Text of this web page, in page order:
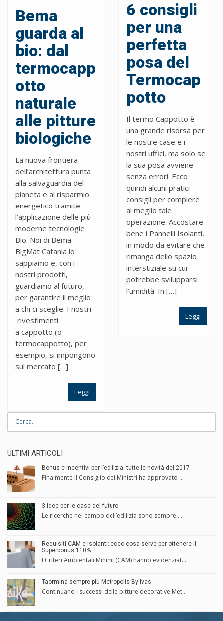
6 consigli
per una
perfetta
posa del
Termocap
potto
Il termo Cappotto è
una grande risorsa per
le nostre case e i
nostri uffici, ma solo se
la sua posa avviene
senza errori. Ecco
quindi alcuni pratici
consigli per compiere
al meglio tale
operazione. Accostare
bene i Pannelli Isolanti,
in modo da evitare che
rimanga dello spazio
interstiziale su cui
potrebbe svilupparsi
l’umidità. In […]
Leggi
Bema
guarda al
bio: dal
termocapp
otto
naturale
alle pitture
biologiche
La nuova frontiera
dell’architettura punta
alla salvaguardia del
pianeta e al risparmio
energetico tramite
l’applicazione delle più
moderne tecnologie
Bio. Noi di Bema
BigMat Catania lo
sappiamo e, con i
nostri prodotti,
guardiamo al futuro,
per garantire il meglio
a chi ci sceglie. I nostri
rivestimenti
a cappotto (o
termocappotto), per
esempio, si impongono
sul mercato […]
Leggi
ULTIMI ARTICOLI
Bonus e incentivi per l’edilizia: tutte le novità del 2017
Finalmente il Consiglio dei Ministri ha approvato ...
3 idee per le case del futuro
Le ricerche nel campo dell’edilizia sono sempre ...
Requisiti CAM e isolanti: ecco cosa serve per ottenere il
Superbonus 110%
I Criteri Ambientali Minimi (CAM) hanno evidenziat...
Taormina sempre più Metropolis By Ivas
Continuano i successi delle pitture decorative Met...